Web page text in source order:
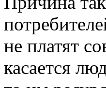
не платят
касается